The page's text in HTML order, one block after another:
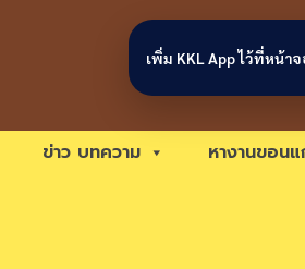
ข่าว บทความ หางานขอน
เพิ่ม KKL App ไว้ที่หน้า